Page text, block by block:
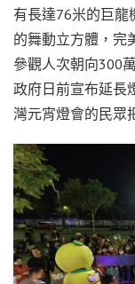
有長達76米的巨龍
的舞動立方體，完
參觀人次朝向300
政府日前宣布延長
灣元宵燈會的民眾